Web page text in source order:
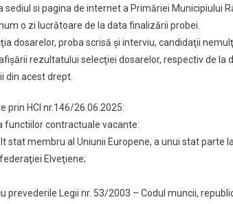
sediul si pagina de internet a Primăriei Municipiului
o zi lucrătoare de la data finalizării probei.
dosarelor, proba scrisă şi interviu, candidaţii
rezultatului selecţiei dosarelor, respectiv de la
din acest drept.
prin HCl nr.146/26.06.2025:
functiilor contractuale vacante:
membru al Uniunii Europene, a unui stat parte
Elveţiene;
Legii nr. 53/2003 – Codul muncii,